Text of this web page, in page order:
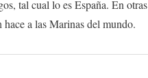
tal cual lo es España. En otras
a las Marinas del mundo.